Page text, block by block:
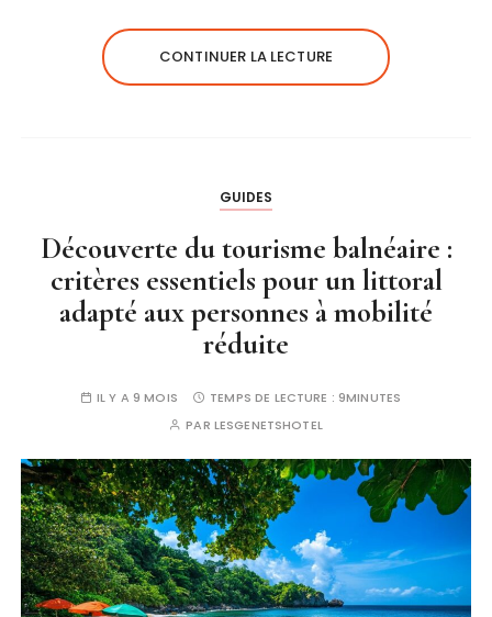
CONTINUER LA LECTURE
GUIDES
Découverte du tourisme balnéaire :
critères essentiels pour un littoral
adapté aux personnes à mobilité
réduite
IL Y A 9 MOIS TEMPS DE LECTURE : 9MINUTES
PAR LESGENETSHOTEL